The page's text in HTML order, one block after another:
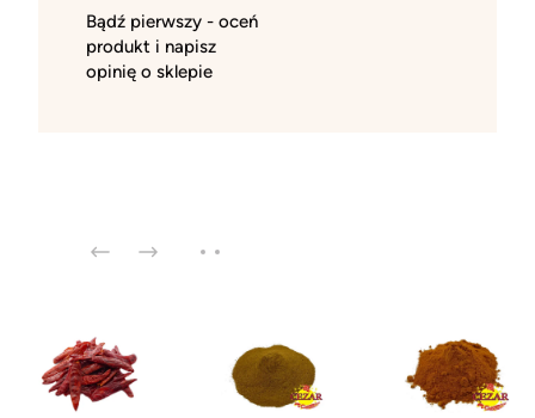
Bądź pierwszy - oceń
produkt i napisz
opinię o sklepie